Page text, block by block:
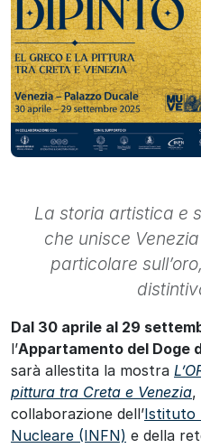
La storia artistica e
che unisce
particolare
Dal 30 aprile al 29
l’Appartamento del Doge
sarà allestita la mostra
pittura tra Creta e Venezia,
collaborazione dell’Istituto
Nucleare (INFN) e della